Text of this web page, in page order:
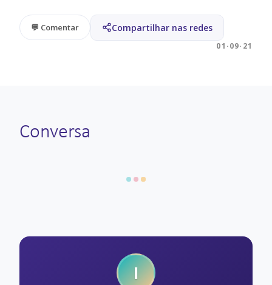
💬 Comentar Compartilhar nas redes
01·09·21
Conversa
I